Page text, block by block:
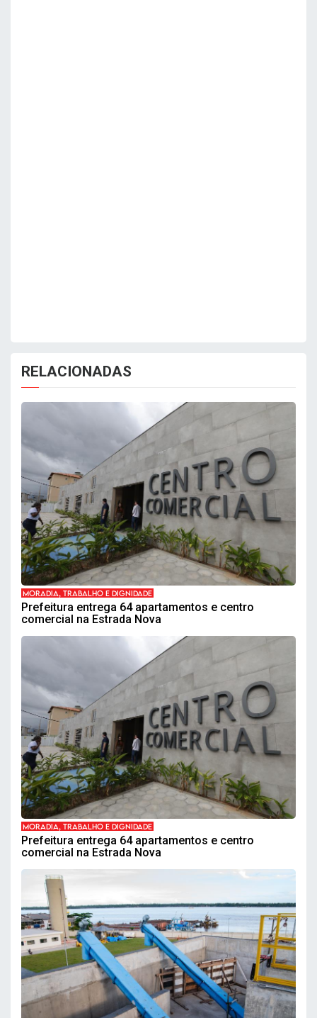
RELACIONADAS
MORADIA, TRABALHO E DIGNIDADE
Prefeitura entrega 64 apartamentos e centro
comercial na Estrada Nova
MORADIA, TRABALHO E DIGNIDADE
Prefeitura entrega 64 apartamentos e centro
comercial na Estrada Nova